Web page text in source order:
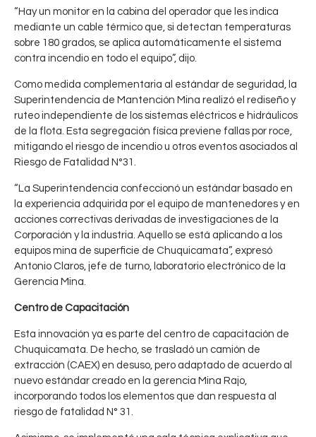
“Hay un monitor en la cabina del operador que les indica
mediante un cable térmico que, si detectan temperaturas
sobre 180 grados, se aplica automáticamente el sistema
contra incendio en todo el equipo”, dijo.
Como medida complementaria al estándar de seguridad, la
Superintendencia de Mantención Mina realizó el rediseño y
ruteo independiente de los sistemas eléctricos e hidráulicos
de la flota. Esta segregación física previene fallas por roce,
mitigando el riesgo de incendio u otros eventos asociados al
Riesgo de Fatalidad N°31.
“La Superintendencia confeccionó un estándar basado en
la experiencia adquirida por el equipo de mantenedores y en
acciones correctivas derivadas de investigaciones de la
Corporación y la industria. Aquello se está aplicando a los
equipos mina de superficie de Chuquicamata”, expresó
Antonio Claros, jefe de turno, laboratorio electrónico de la
Gerencia Mina.
Centro de Capacitación
Esta innovación ya es parte del centro de capacitación de
Chuquicamata. De hecho, se trasladó un camión de
extracción (CAEX) en desuso, pero adaptado de acuerdo al
nuevo estándar creado en la gerencia Mina Rajo,
incorporando todos los elementos que dan respuesta al
riesgo de fatalidad N° 31.